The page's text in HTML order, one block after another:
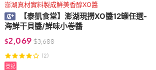
澎湖真材實料製成鮮美香醇XO醬
【泰凱食堂】澎湖現撈XO醬12罐任選-
海鮮干貝醬/鮮味小卷醬
$2,069 $3,688
(2)
登記